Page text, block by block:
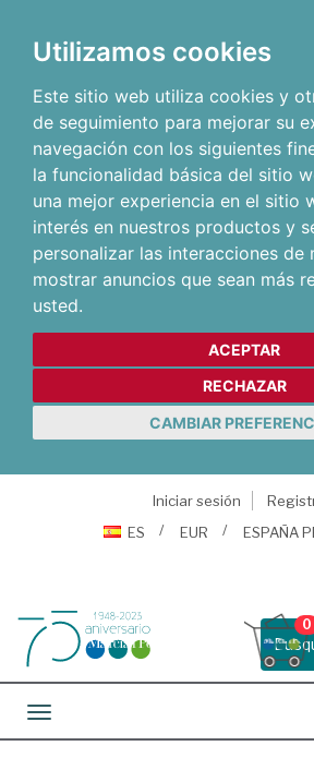
Utilizamos cookies
Este sitio web utiliza cookies y
de seguimiento para mejorar su
navegación con los siguientes
la funcionalidad básica del sitio
una mejor experiencia en el sitio
interés en nuestros productos y
personalizar las interacciones de
mostrar anuncios que sean más
usted.
ACEPTAR
RECHAZAR
CAMBIAR
Iniciar sesión
ES
EUR ESPAÑA
0
Toggle navigation